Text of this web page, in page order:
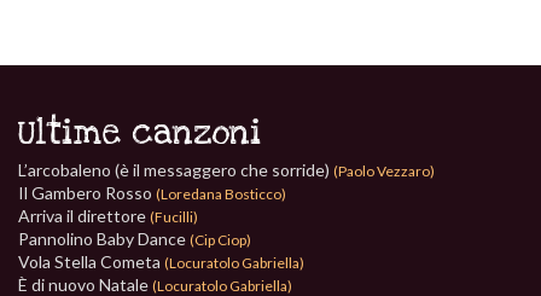
Ultime canzoni
L’arcobaleno (è il messaggero che sorride) (Paolo Vezzaro)
Il Gambero Rosso (Loredana Bosticco)
Arriva il direttore (Fucilli)
Pannolino Baby Dance (Cip Ciop)
Vola Stella Cometa (Locuratolo Gabriella)
È di nuovo Natale (Locuratolo Gabriella)